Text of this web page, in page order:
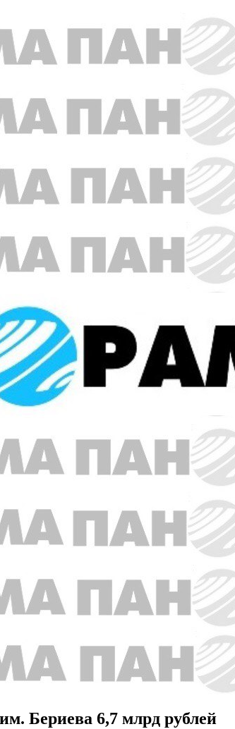
Бериева 6,7 млрд рублей